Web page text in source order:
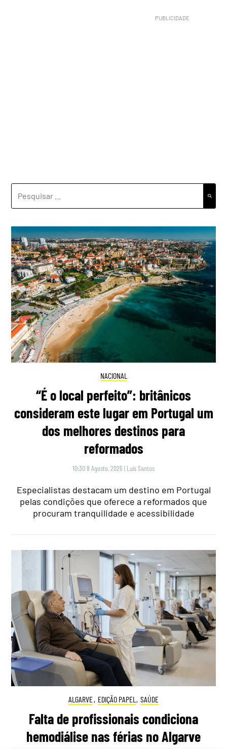
NACIONAL
“É o local perfeito”: britânicos
consideram este lugar em Portugal um
dos melhores destinos para
reformados
10:30 8 Agosto, 2026 | Luís Santos
Especialistas destacam um destino em Portugal
pelas condições que oferece a reformados que
procuram tranquilidade e acessibilidade
ALGARVE, EDIÇÃO PAPEL , SAÚDE
Falta de profissionais condiciona
hemodiálise nas férias no Algarve